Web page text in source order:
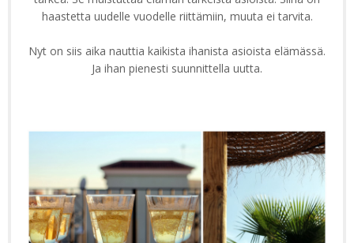
haastetta uudelle vuodelle riittämiin, muuta ei tarvita.
Nyt on siis aika nauttia kaikista ihanista asioista elämässä.
Ja ihan pienesti suunnittella uutta.